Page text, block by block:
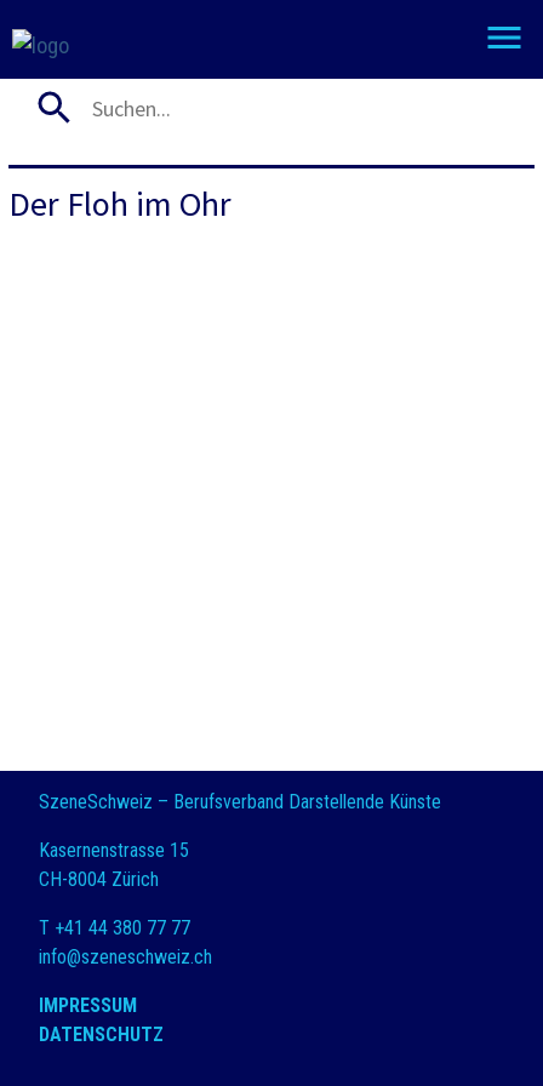
Der Floh im Ohr
SzeneSchweiz – Berufsverband Darstellende Künste
Kasernenstrasse 15
CH-8004 Zürich
T +41 44 380 77 77
info@szeneschweiz.ch
IMPRESSUM
DATENSCHUTZ